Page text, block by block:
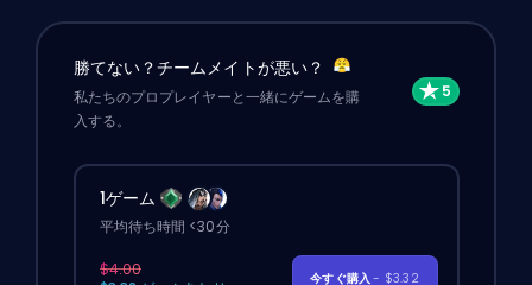
勝てない？チームメイトが悪い？
私たちのプロプレイヤーと一緒にゲームを購
入する。
1ゲーム
平均待ち時間 <30分
$4.00
今すぐ購入- $3.32